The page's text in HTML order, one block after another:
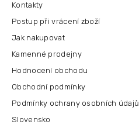
Kontakty
Postup při vrácení zboží
Jak nakupovat
Kamenné prodejny
Hodnocení obchodu
Obchodní podmínky
Podmínky ochrany osobních údajů
Slovensko